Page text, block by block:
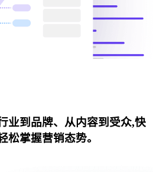
业到品牌、从内容到受众,快
松掌握营销态势。